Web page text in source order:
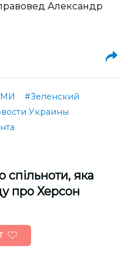
Александр
#Зеленский
Украины
спільноти, яка
про Херсон